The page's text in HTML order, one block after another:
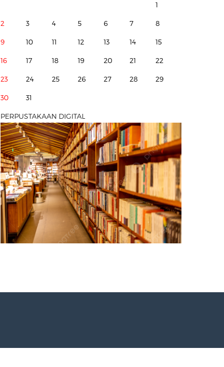
1
2 3 4 5 6 7 8
9 10 11 12 13 14 15
16 17 18 19 20 21 22
23 24 25 26 27 28 29
30 31
PERPUSTAKAAN DIGITAL